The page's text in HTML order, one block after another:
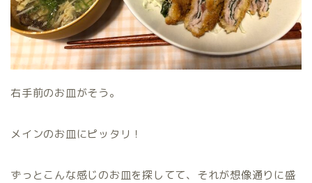
右手前のお皿がそう。
メインのお皿にピッタリ！
ずっとこんな感じのお皿を探してて、それが想像通りに盛